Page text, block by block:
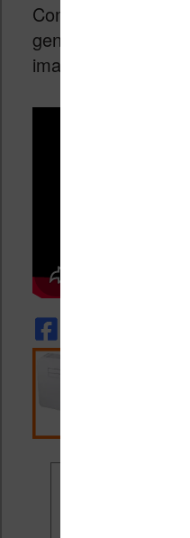
Comme promis,
gens qui veulent
images et mes